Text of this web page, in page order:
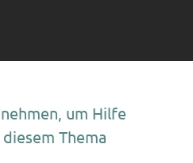
um Hilfe
Thema